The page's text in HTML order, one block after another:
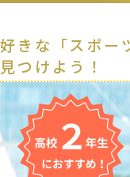
好きな「スポー
見つけよう！